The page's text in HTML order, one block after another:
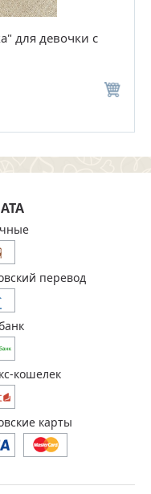
для девочки с
перевод
кошелек
карты